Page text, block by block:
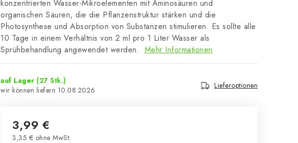
konzentrierten Wasser-Mikroelementen mit Aminosäuren und
organischen Säuren, die die Pflanzenstruktur stärken und die
Photosynthese und Absorption von Substanzen stimulieren. Es sollte alle
10 Tage in einem Verhältnis von 2 ml pro 1 Liter Wasser als
Sprühbehandlung angewendet werden. Mehr Informationen
auf Lager (27 Stk.)
10.08.2026
Lieferoptionen
3,99 €
3,35 € ohne MwSt.